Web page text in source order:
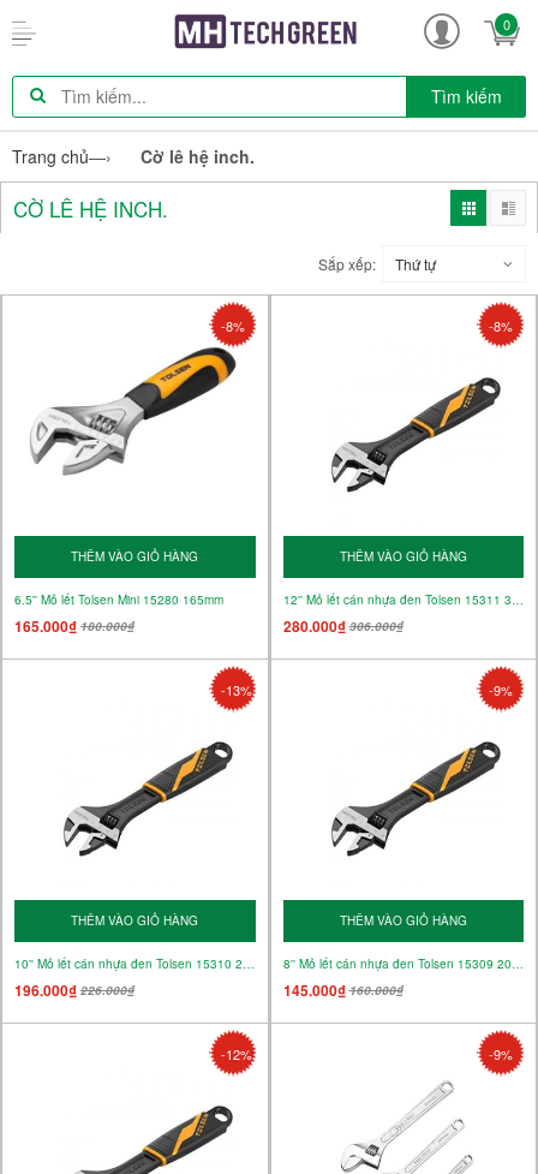
0
Tìm kiếm
Trang chủ—› Cờ lê hệ inch.
CỜ LÊ HỆ INCH.
Sắp xếp: Thứ tự
-8%
THÊM VÀO GIỎ HÀNG
6.5'' Mỏ lết Tolsen Mini 15280 165mm
165.000₫ 180.000₫
-8%
THÊM VÀO GIỎ HÀNG
12'' Mỏ lết cán nhựa đen Tolsen 15311 300mm
280.000₫306.000₫
-13%
THÊM VÀO GIỎ HÀNG
10'' Mỏ lết cán nhựa đen Tolsen 15310 250mm
196.000₫ 226.000₫
-9%
THÊM VÀO GIỎ HÀNG
8'' Mỏ lết cán nhựa đen Tolsen 15309 200mm
145.000₫160.000₫
-12% -9%